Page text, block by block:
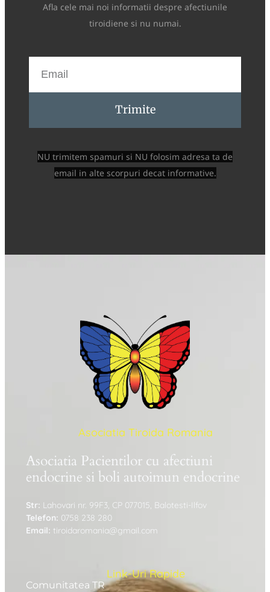
Afla cele mai noi informatii despre afectiunile
tiroidiene si nu numai.
Trimite
NU trimitem spamuri si NU folosim adresa ta de
email in alte scorpuri decat informative.
Asociatia Tiroida Romania
Asociatia Pacientilor cu afectiuni
endocrine si boli autoimun endocrine
Str: Lahovari nr. 99F3, CP 077015, Balotesti-Ilfov
Telefon: 0758 238 280
Email: tiroidaromania@gmail.com
Link-Uri Rapide
Comunitatea TR